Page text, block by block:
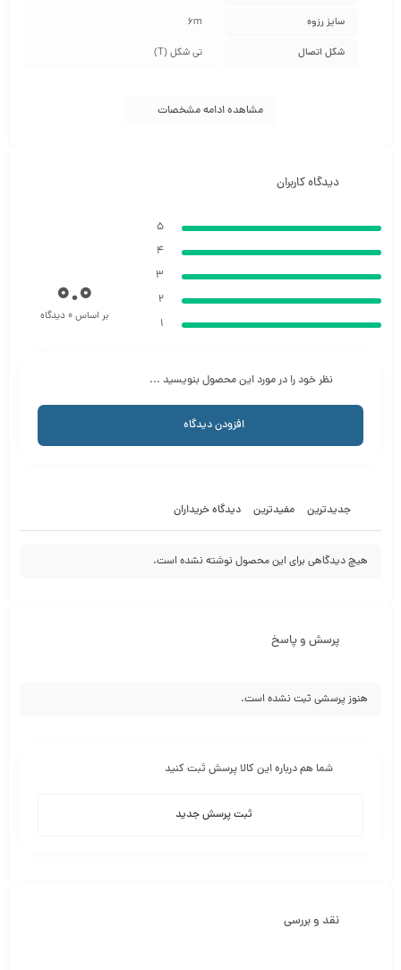
سایز رزوه 6m
شکل اتصال تی شکل (T)
مشاهده ادامه مشخصات
دیدگاه کاربران
جدیدترین مفیدترین دیدگاه خریداران
هیچ دیدگاهی برای این محصول نوشته نشده است.
5
4
3
2
1
0.0
بر اساس 0 دیدگاه
نظر خود را در مورد این محصول بنویسید ...
افزودن دیدگاه
پرسش و پاسخ
هنوز پرسشی ثبت نشده است.
شما هم درباره این کالا پرسش ثبت کنید
ثبت پرسش جدید
نقد و بررسی